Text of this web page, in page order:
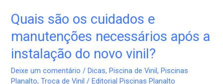
Quais são os cuidados e
manutenções necessários após a
instalação do novo vinil?
Deixe um comentário /Dicas,Piscina de Vinil,Piscinas
Planalto,Troca de Vinil /Editorial Piscinas Planalto